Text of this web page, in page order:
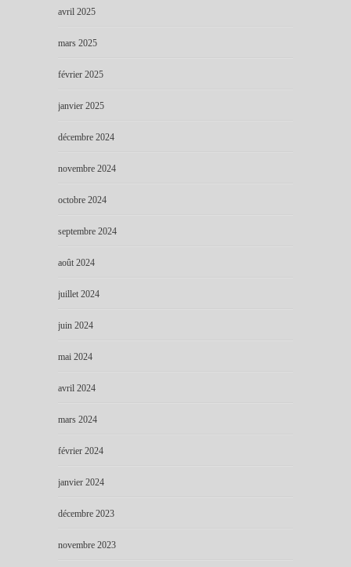
avril 2025
mars 2025
février 2025
janvier 2025
décembre 2024
novembre 2024
octobre 2024
septembre 2024
août 2024
juillet 2024
juin 2024
mai 2024
avril 2024
mars 2024
février 2024
janvier 2024
décembre 2023
novembre 2023